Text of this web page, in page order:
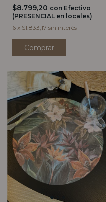
$8.799,20 con Efectivo
(PRESENCIAL en locales)
6 x $1.833,17 sin interés